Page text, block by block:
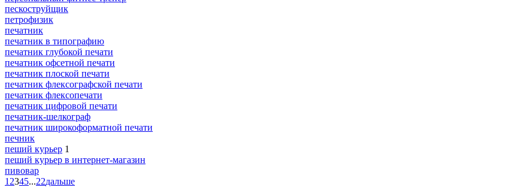
пескоструйщик
петрофизик
печатник
печатник в типографию
печатник глубокой печати
печатник офсетной печати
печатник плоской печати
печатник флексографской печати
печатник флексопечати
печатник цифровой печати
печатник-шелкограф
печатник широкоформатной печати
печник
пеший курьер 1
пеший курьер в интернет-магазин
пивовар
1 2345...22дальше